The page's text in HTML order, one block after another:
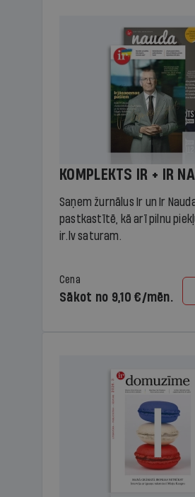
KOMPLEKTS IR + IR
Saņem žurnālus Ir un Ir
pastkastītē, kā arī pilnu
ir.lv saturam.
Cena
Sākot no 9,10 €/mēn.